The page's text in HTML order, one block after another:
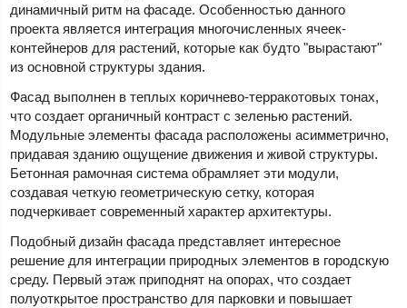
динамичный ритм на фасаде. Особенностью данного
проекта является интеграция многочисленных ячеек-
контейнеров для растений, которые как будто "вырастают"
из основной структуры здания.
Фасад выполнен в теплых коричнево-терракотовых тонах,
что создает органичный контраст с зеленью растений.
Модульные элементы фасада расположены асимметрично,
придавая зданию ощущение движения и живой структуры.
Бетонная рамочная система обрамляет эти модули,
создавая четкую геометрическую сетку, которая
подчеркивает современный характер архитектуры.
Подобный дизайн фасада представляет интересное
решение для интеграции природных элементов в городскую
среду. Первый этаж приподнят на опорах, что создает
полуоткрытое пространство для парковки и повышает